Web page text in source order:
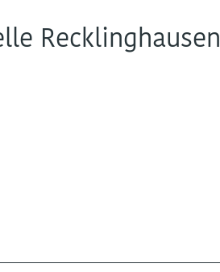
Recklinghausen